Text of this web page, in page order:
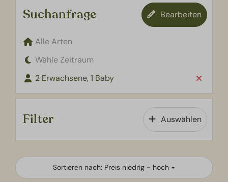
Suchanfrage Bearbeiten
Alle Arten
Wähle Zeitraum
2 Erwachsene, 1 Baby
Filter Auswählen
Sortieren nach: Preis niedrig - hoch